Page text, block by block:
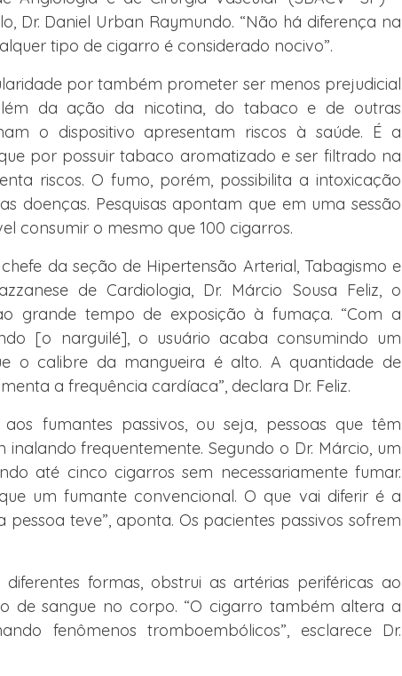
,Dr. Daniel Urban Raymundo. “Não há diferença na
tipo de cigarro é considerado nocivo”.
por também prometer ser menos prejudicial
da ação da nicotina, do tabaco e de outras
o dispositivo apresentam riscos à saúde. É a
por possuir tabaco aromatizado e ser filtrado na
riscos. O fumo, porém, possibilita a intoxicação
doenças. Pesquisas apontam que em uma sessão
consumir o mesmo que 100 cigarros.
da seção de Hipertensão Arterial, Tabagismo e
de Cardiologia, Dr. Márcio Sousa Feliz, o
grande tempo de exposição à fumaça. “Com a
[o narguilé], o usuário acaba consumindo um
o calibre da mangueira é alto. A quantidade de
a frequência cardíaca”, declara Dr. Feliz.
fumantes passivos, ou seja, pessoas que têm
frequentemente. Segundo o Dr. Márcio, um
até cinco cigarros sem necessariamente fumar.
um fumante convencional. O que vai diferir é a
pessoa teve”, aponta. Os pacientes passivos sofrem
formas, obstrui as artérias periféricas ao
de sangue no corpo. “O cigarro também altera a
fenômenos tromboembólicos”, esclarece Dr.